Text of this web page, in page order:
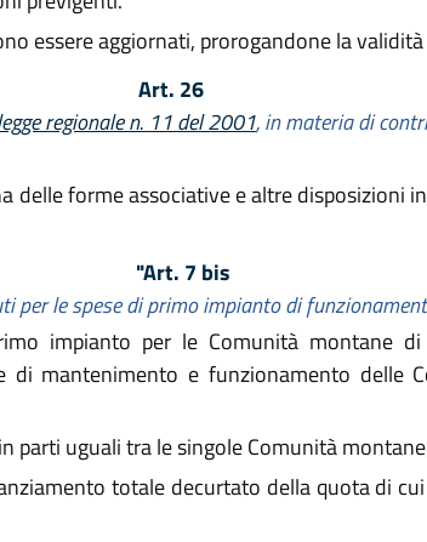
essere aggiornati, prorogandone la
Art. 26
regionale n. 11 del 2001, in materia di
delle forme associative e altre disposizioni
"Art. 7 bis
per le spese di primo impianto di
impianto per le Comunità montane
mantenimento e funzionamento delle
parti uguali tra le singole Comunità
totale decurtato della quota di